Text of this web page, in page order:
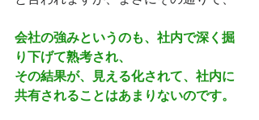
会社の強みというのも、社内で深く掘
り下げて熟考され、
その結果が、見える化されて、社内に
共有されることはあまりないのです。